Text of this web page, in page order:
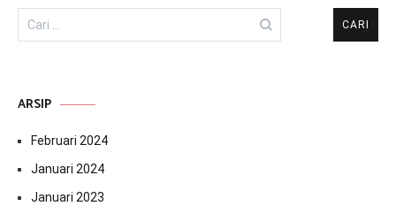
Cari
untuk:
ARSIP
Februari 2024
Januari 2024
Januari 2023